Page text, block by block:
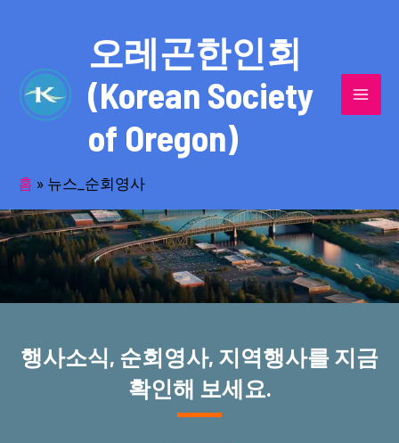
오레곤한인회
(Korean Society
of Oregon)
홈 » 뉴스_순회영사
반세기의 세월을 품고 동포사회를 섬겨온
오레곤한인회!
행사소식, 순회영사, 지역행사를 지금
확인해 보세요.